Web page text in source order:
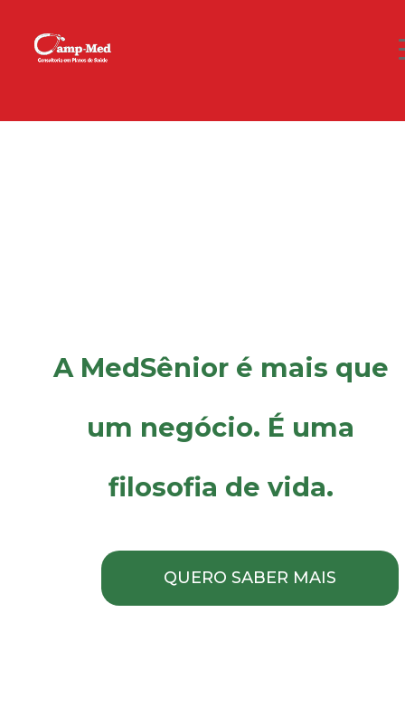
A MedSênior é mais que
um negócio. É uma
filosofia de vida.
QUERO SABER MAIS